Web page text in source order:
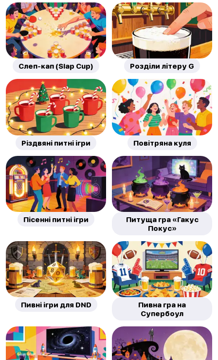
Слеп-кап (Slap Cup) Розділи літеру G
Різдвяні питні ігри Повітряна куля
Пісенні питні ігри
Питуща гра «Гакус
Покус»
Пивні ігри для DND
Пивна гра на
Супербоул